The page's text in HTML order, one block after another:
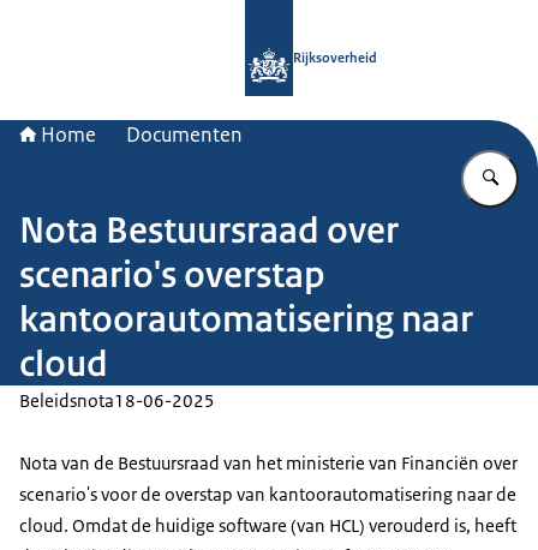
Rijksoverheid
Home Documenten
Nota Bestuursraad over
scenario's overstap
kantoorautomatisering naar
cloud
Beleidsnota18-06-2025
Nota van de Bestuursraad van het ministerie van Financiën over
scenario's voor de overstap van kantoorautomatisering naar de
cloud. Omdat de huidige software (van HCL) verouderd is, heeft